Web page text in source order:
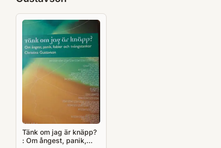
Tänk om jag är knäpp?
: Om ångest, panik,